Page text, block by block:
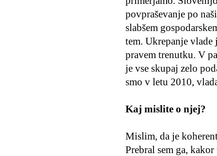
povpraševanje po
slabšem
tem. Ukrepanje
pravem trenutku. V
je vse skupaj zelo
smo v letu 2010,
Kaj mislite o njej?
Mislim, da je
Prebral sem ga,